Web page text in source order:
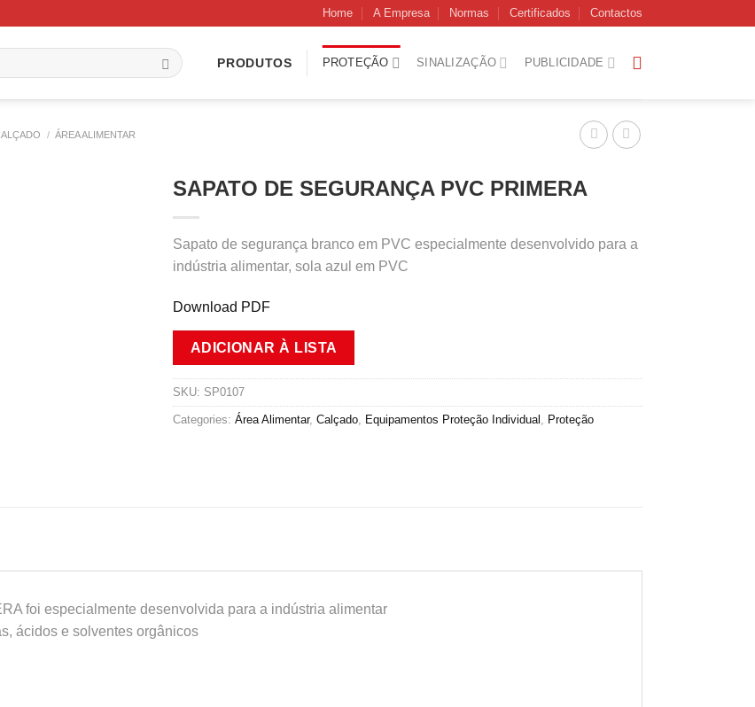
Home A Empresa Normas Certificados Contactos
PRODUTOS PROTEÇÃO SINALIZAÇÃO PUBLICIDADE
/ ÁREA ALIMENTAR
SAPATO DE SEGURANÇA PVC PRIMERA
Sapato de segurança branco em PVC especialmente desenvolvido para a
indústria alimentar, sola azul em PVC
Download PDF
ADICIONAR À LISTA
SKU: SP0107
Categories: Área Alimentar, Calçado, Equipamentos Proteção Individual , Proteção
foi especialmente desenvolvida para a indústria alimentar
ácidos e solventes orgânicos